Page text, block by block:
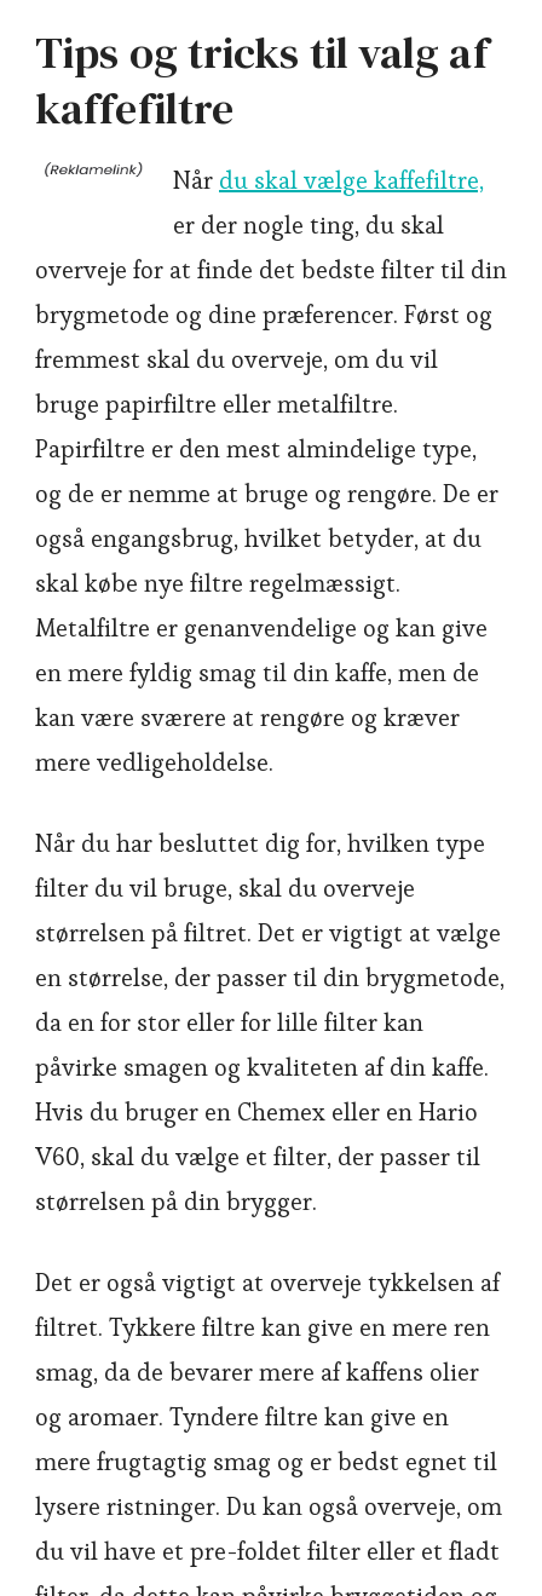
Tips og tricks til valg af
kaffefiltre
Når du skal vælge kaffefiltre,
er der nogle ting, du skal
overveje for at finde det bedste filter til din
brygmetode og dine præferencer. Først og
fremmest skal du overveje, om du vil
bruge papirfiltre eller metalfiltre.
Papirfiltre er den mest almindelige type,
og de er nemme at bruge og rengøre. De er
også engangsbrug, hvilket betyder, at du
skal købe nye filtre regelmæssigt.
Metalfiltre er genanvendelige og kan give
en mere fyldig smag til din kaffe, men de
kan være sværere at rengøre og kræver
mere vedligeholdelse.
Når du har besluttet dig for, hvilken type
filter du vil bruge, skal du overveje
størrelsen på filtret. Det er vigtigt at vælge
en størrelse, der passer til din brygmetode,
da en for stor eller for lille filter kan
påvirke smagen og kvaliteten af din kaffe.
Hvis du bruger en Chemex eller en Hario
V60, skal du vælge et filter, der passer til
størrelsen på din brygger.
Det er også vigtigt at overveje tykkelsen af
filtret. Tykkere filtre kan give en mere ren
smag, da de bevarer mere af kaffens olier
og aromaer. Tyndere filtre kan give en
mere frugtagtig smag og er bedst egnet til
lysere ristninger. Du kan også overveje, om
du vil have et pre-foldet filter eller et fladt